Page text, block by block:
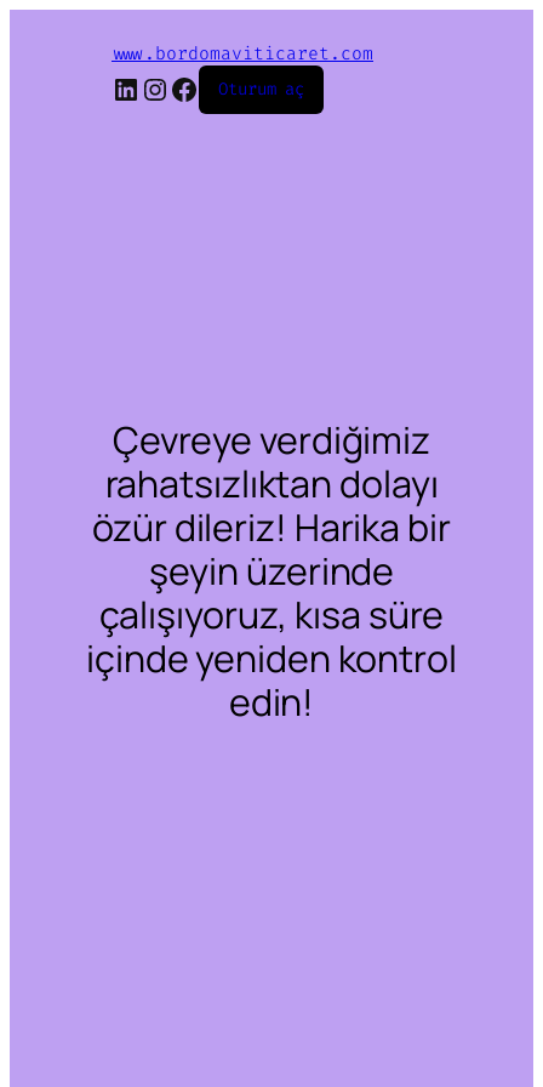
www.bordomaviticaret.com
LinkedIn
Instagram
Facebook
Oturum aç
Çevreye verdiğimiz
rahatsızlıktan dolayı
özür dileriz! Harika bir
şeyin üzerinde
çalışıyoruz, kısa süre
içinde yeniden kontrol
edin!